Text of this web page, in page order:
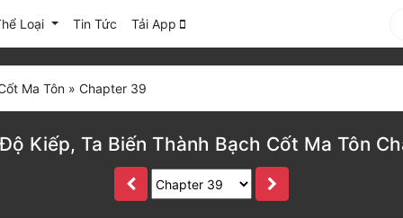
Loại Tin Tức Tải App
Ma Tôn » Chapter 39
Kiếp, Ta Biến Thành Bạch Cốt Ma Tôn